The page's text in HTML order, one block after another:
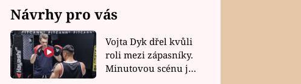
Návrhy pro vás
Vojta Dyk dřel kvůli
roli mezi zápasníky.
Minutovou scénu jel